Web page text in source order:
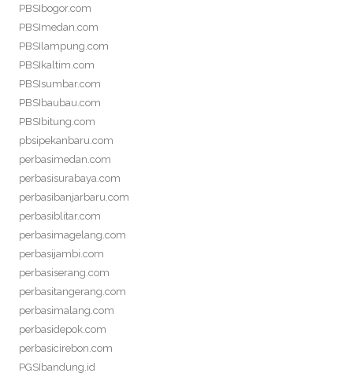
PBSIbogor.com
PBSImedan.com
PBSIlampung.com
PBSIkaltim.com
PBSIsumbar.com
PBSIbaubau.com
PBSIbitung.com
pbsipekanbaru.com
perbasimedan.com
perbasisurabaya.com
perbasibanjarbaru.com
perbasiblitar.com
perbasimagelang.com
perbasijambi.com
perbasiserang.com
perbasitangerang.com
perbasimalang.com
perbasidepok.com
perbasicirebon.com
PGSIbandung.id